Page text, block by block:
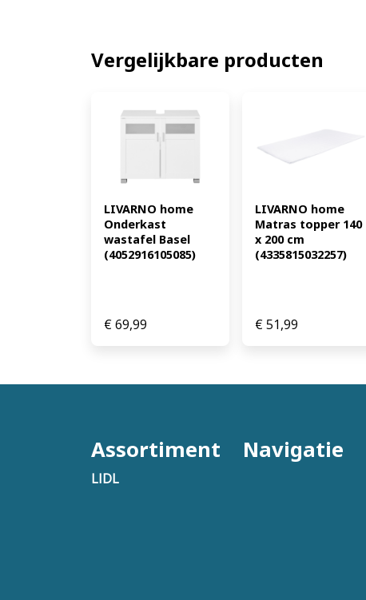
Vergelijkbare producten
LIVARNO home
Onderkast
wastafel Basel
(4052916105085)
€69,99
LIVARNO home
Matras topper 140
x 200 cm
(4335815032257)
€51,99
Assortiment
LIDL
Navigatie